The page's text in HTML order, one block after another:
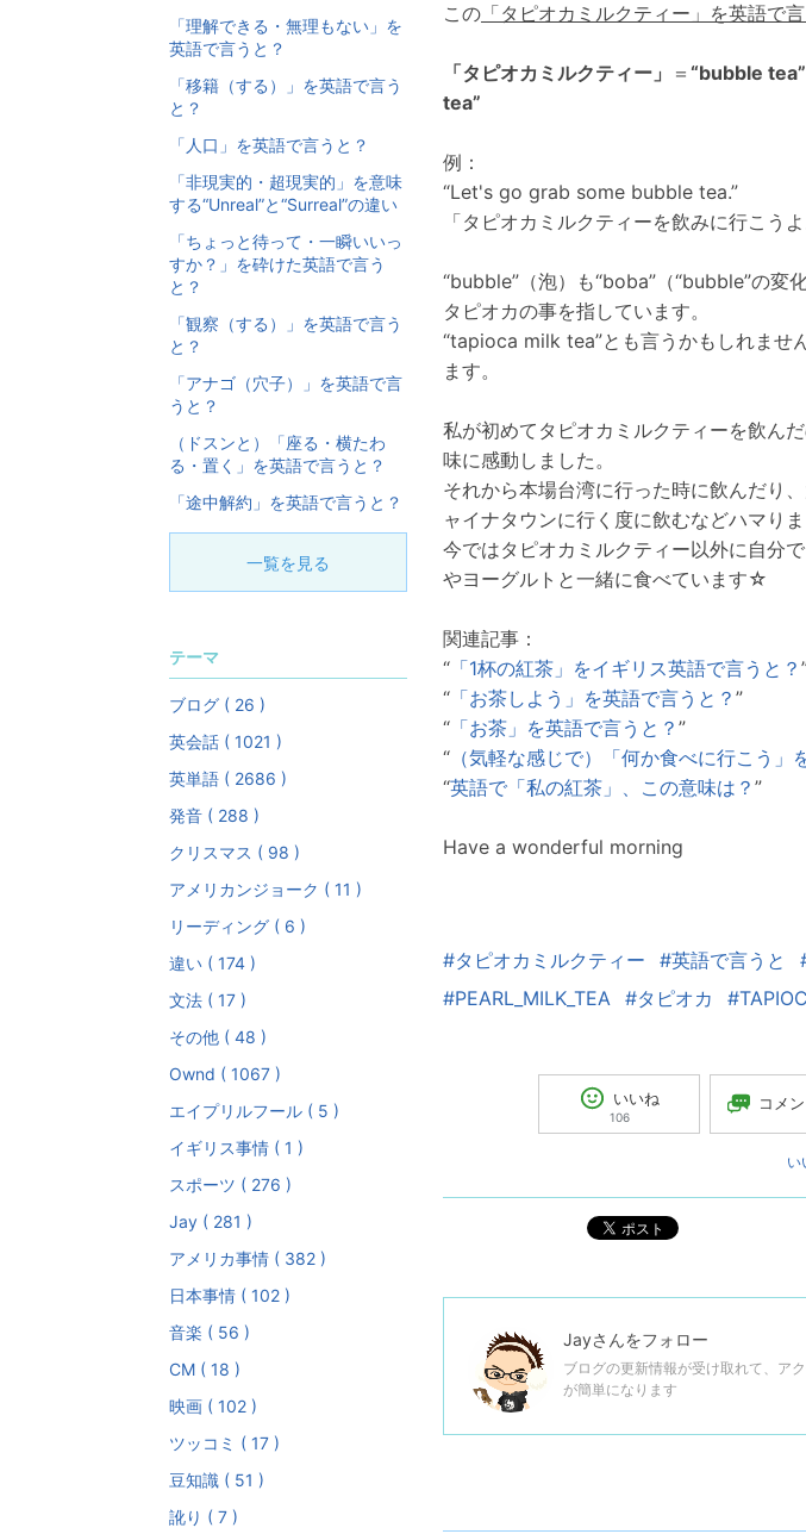
この 「タピオカミルクティー」を英語で
「タピオカミルクティー」 ＝ “bubble tea”
tea”
例：
“Let's go grab some bubble tea.”
「タピオカミルクティーを飲みに行こうよ
“bubble”（泡）も“boba”（“bubble”の変
タピオカの事を指しています。
“tapioca milk tea”とも言うかもしれませ
ます。
私が初めてタピオカミルクティーを飲ん
味に感動しました。
それから本場台湾に行った時に飲んだり
ャイナタウンに行く度に飲むなどハマりま
今ではタピオカミルクティー以外に自分
やヨーグルトと一緒に食べています☆
関連記事：
“ 「1杯の紅茶」をイギリス英語で言うと？
“ 「お茶しよう」を英語で言うと？ ”
“ 「お茶」を英語で言うと？ ”
“ （気軽な感じで）「何か食べに行こう」
“英語で「私の紅茶」、この意味は？ ”
Have a wonderful morning
#タピオカミルクティー #英語で言うと
#PEARL_MILK_TEA #タピオカ
いいね
106
コメ
い
ポスト
Jayさんをフォロー
ブログの更新情報が受け取れて、ア
が簡単になります
「理解できる・無理もない」を
英語で言うと？
「移籍（する）」を英語で言う
と？
「人口」を英語で言うと？
「非現実的・超現実的」を意味
する“Unreal”と“Surreal”の違い
「ちょっと待って・一瞬いいっ
すか？」を砕けた英語で言う
と？
「観察（する）」を英語で言う
と？
「アナゴ（穴子）」を英語で言
うと？
（ドスンと）「座る・横たわ
る・置く」を英語で言うと？
「途中解約」を英語で言うと？
一覧を見る
テーマ
ブログ ( 26 )
英会話 ( 1021 )
英単語 ( 2686 )
発音 ( 288 )
クリスマス ( 98 )
アメリカンジョーク ( 11 )
リーディング ( 6 )
違い ( 174 )
文法 ( 17 )
その他 ( 48 )
Ownd ( 1067 )
エイプリルフール ( 5 )
イギリス事情 ( 1 )
スポーツ ( 276 )
Jay ( 281 )
アメリカ事情 ( 382 )
日本事情 ( 102 )
音楽 ( 56 )
CM ( 18 )
映画 ( 102 )
ツッコミ ( 17 )
豆知識 ( 51 )
訛り ( 7 )